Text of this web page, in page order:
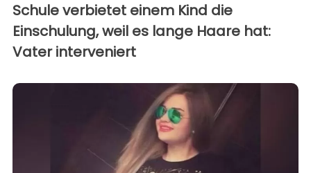
Schule verbietet einem Kind die
Einschulung, weil es lange Haare hat:
Vater interveniert